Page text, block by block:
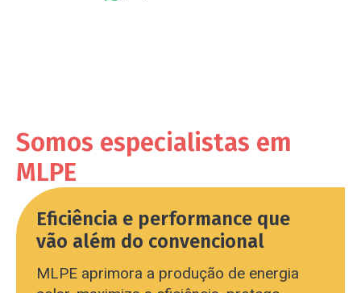
Somos especialistas em
MLPE
Eficiência e performance que
vão além do convencional
MLPE aprimora a produção de energia